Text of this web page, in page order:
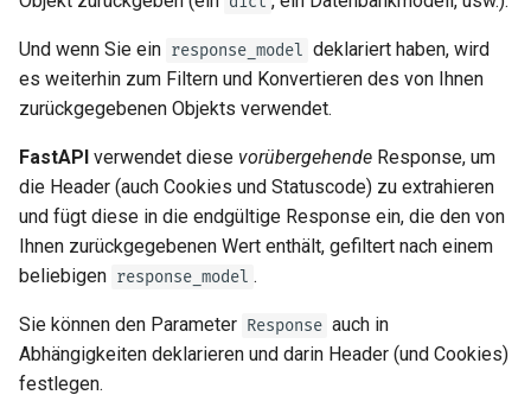
Header-Parameter-Modelle
Responsemodell –
Rückgabetyp
Extramodelle
Response-Statuscode
Formulardaten
ServerSentEvent
Middleware
OpenAPI
Security Tools
Encoders - jsonable_encoder
Static Files - StaticFiles
Und wenn Sie ein response_model deklariert haben, wird
es weiterhin zum Filtern und Konvertieren des von Ihnen
zurückgegebenen Objekts verwendet.
FastAPI verwendet diese vorübergehende Response, um
die Header (auch Cookies und Statuscode) zu extrahieren
und fügt diese in die endgültige Response ein, die den von
Ihnen zurückgegebenen Wert enthält, gefiltert nach einem
beliebigen response_model .
Sie können den Parameter Response auch in
Abhängigkeiten deklarieren und darin Header (und Cookies)
festlegen.